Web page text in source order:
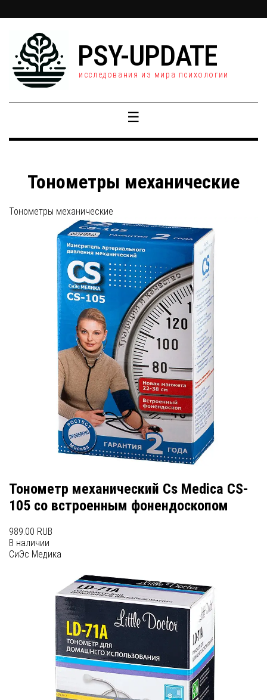
PSY-UPDATE
исследования из мира психологии
☰
Тонометры механические
Тонометры механические
Тонометр механический Cs Medica CS-
105 со встроенным фонендоскопом
989.00 RUB
В наличии
СиЭс Медика